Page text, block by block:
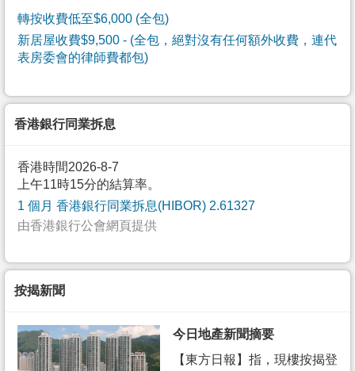
轉按收費低至$6,000 (全包)
新居屋收費$9,500 - (全包，絕對沒有任何額外收費，連代
表房委會的律師費都包)
香港銀行同業拆息
香港時間2026-8-7
上午11時15分的結算率。
1 個月 香港銀行同業拆息(HIBOR) 2.61327
由香港銀行公會網頁提供
按揭新聞
今日地產新聞摘要
【東方日報】指，現樓按揭登